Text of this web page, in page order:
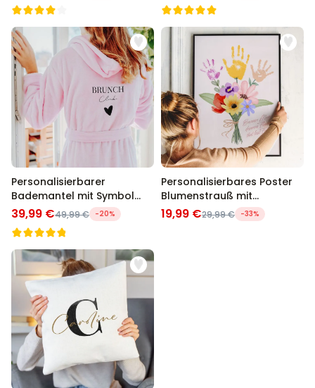
Personalisierbarer
Bademantel mit Symbol
und Text
39,99 €49,99 € -20%
Personalisierbares Poster
Blumenstrauß mit
Handabdruck
19,99 €29,99 € -33%